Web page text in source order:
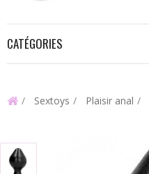
CATÉGORIES
Sextoys Plaisir anal